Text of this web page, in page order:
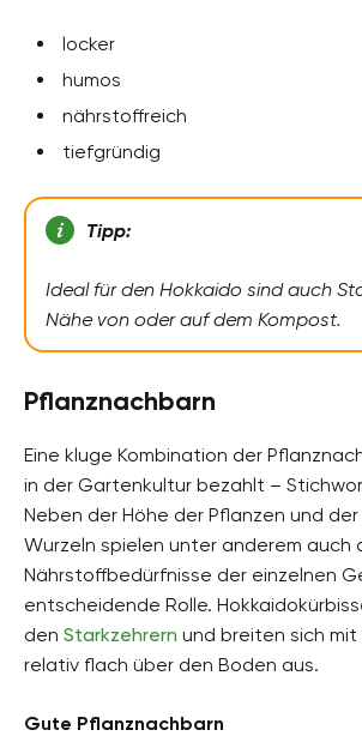
locker
humos
nährstoffreich
tiefgründig
Tipp:
Ideal für den Hokkaido sind auch
Nähe von oder auf dem Kompost.
Pflanznachbarn
Eine kluge Kombination der
in der Gartenkultur bezahlt –
Neben der Höhe der Pflanzen und
Wurzeln spielen unter anderem auch
Nährstoffbedürfnisse der einzelnen
entscheidende Rolle.
den Starkzehrern und breiten sich mit
relativ flach über den Boden aus.
Gute Pflanznachbarn